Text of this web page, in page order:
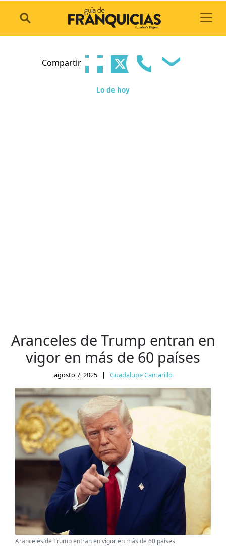
Compartir
Lo de hoy
Aranceles de Trump entran en
vigor en más de 60 países
agosto 7, 2025 | Guadalupe Camarillo
Aranceles de Trump entran en vigor en más de 60 países